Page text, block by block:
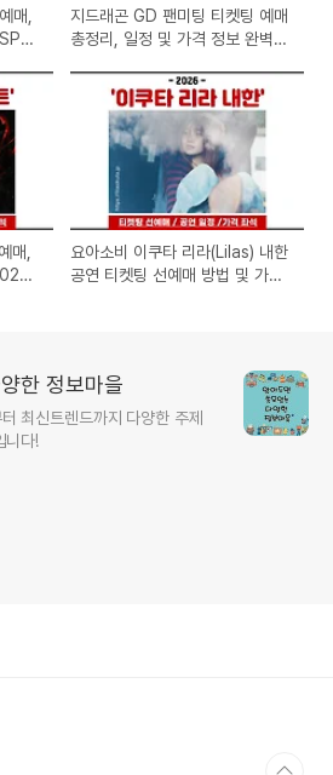
매,
지드래곤 GD 팬미팅 티켓팅 예매
총정리, 일정 및 가격 정보 완벽
'FAM' MEETING)
매,
요아소비 이쿠타 리라(Lilas) 내한
공연 티켓팅 선예매 방법 및 가격
한 정보마을
최신트렌드까지 다양한 주제
니다!